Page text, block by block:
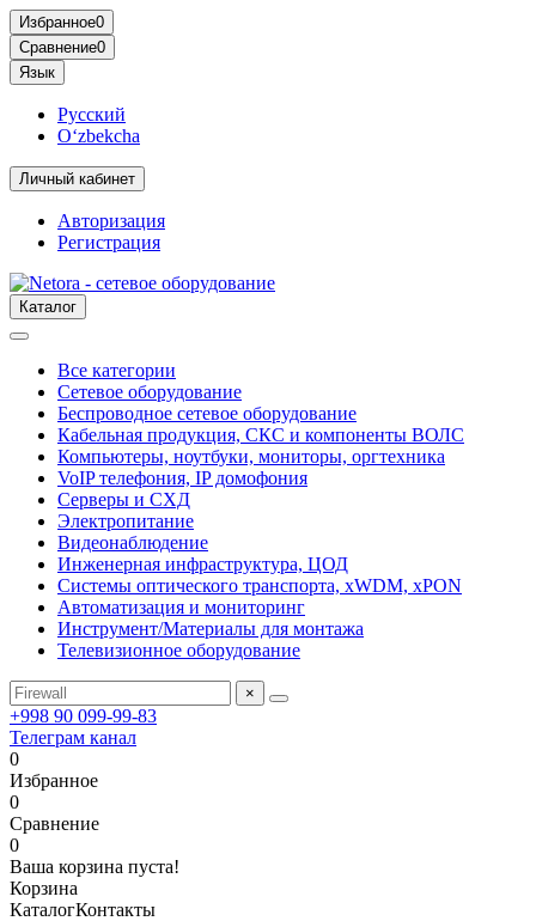
Избранное0
Сравнение0
Язык
Русский
O‘zbekcha
Личный кабинет
Авторизация
Регистрация
Каталог
Все категории
Сетевое оборудование
Беспроводное сетевое оборудование
Кабельная продукция, СКС и компоненты ВОЛС
Компьютеры, ноутбуки, мониторы, оргтехника
VoIP телефония, IP домофония
Серверы и СХД
Электропитание
Видеонаблюдение
Инженерная инфраструктура, ЦОД
Системы оптического транспорта, xWDM, xPON
Автоматизация и мониторинг
Инструмент/Материалы для монтажа
Телевизионное оборудование
×
+998 90 099-99-83
Телеграм канал
0
Избранное
0
Сравнение
0
Ваша корзина пуста!
Корзина
КаталогКонтакты